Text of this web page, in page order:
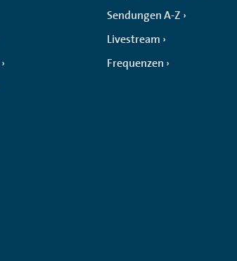
Sendungen A-Z
Livestream
Frequenzen